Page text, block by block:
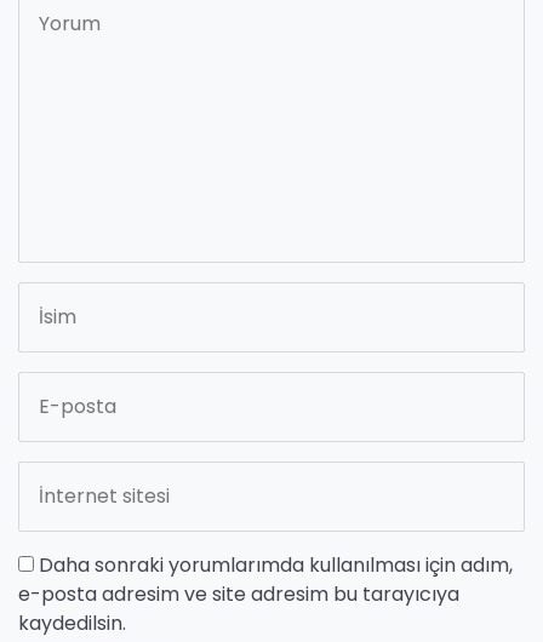
Daha sonraki yorumlarımda kullanılması için adım,
e-posta adresim ve site adresim bu tarayıcıya
kaydedilsin.